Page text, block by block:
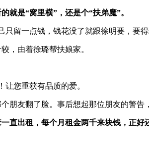
就是“窝里横”，还是个“扶弟魔”。
留一点钱，钱花没了就跟徐明要，要
，由着徐璐帮扶娘家。
您重获有品质的爱。
朋友翻了脸。事后想起那位朋友的警告
直出租，每个月租金两千来块钱，正好